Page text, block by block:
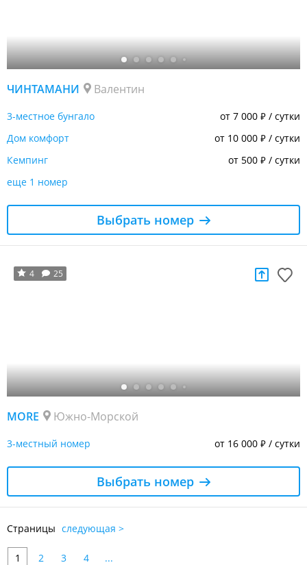
ЧИНТАМАНИ Валентин
3-местное бунгало от 7 000 ₽ / сутки
Дом комфорт
от 10 000 ₽ / сутки
Кемпинг
от 500 ₽ / сутки
еще 1 номер
Выбрать номер
4 25
MORE Южно-Морской
3-местный номер от 16 000 ₽ / сутки
Выбрать номер
Страницы следующая >
1 2 3 4 ...